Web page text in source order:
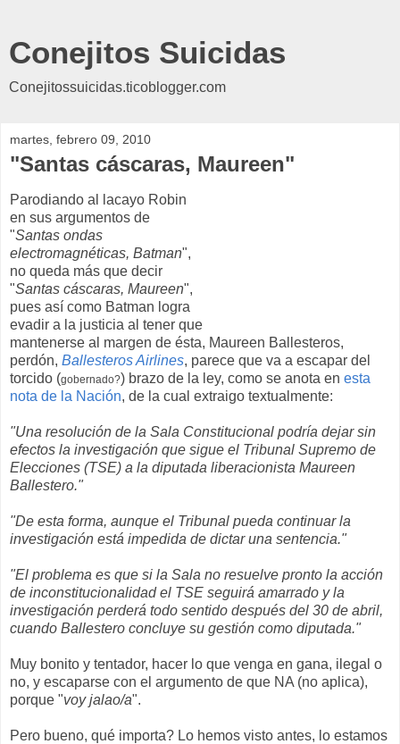
Conejitos Suicidas
Conejitossuicidas.ticoblogger.com
martes, febrero 09, 2010
"Santas cáscaras, Maureen"
Parodiando al lacayo Robin
en sus argumentos de
"Santas ondas
electromagnéticas, Batman",
no queda más que decir
"Santas cáscaras, Maureen",
pues así como Batman logra
evadir a la justicia al tener que
mantenerse al margen de ésta, Maureen Ballesteros,
perdón, Ballesteros Airlines, parece que va a escapar del
torcido (gobernado?) brazo de la ley, como se anota en esta
nota de la Nación, de la cual extraigo textualmente:
"Una resolución de la Sala Constitucional podría dejar sin
efectos la investigación que sigue el Tribunal Supremo de
Elecciones (TSE) a la diputada liberacionista Maureen
Ballestero."
"De esta forma, aunque el Tribunal pueda continuar la
investigación está impedida de dictar una sentencia."
"El problema es que si la Sala no resuelve pronto la acción
de inconstitucionalidad el TSE seguirá amarrado y la
investigación perderá todo sentido después del 30 de abril,
cuando Ballestero concluye su gestión como diputada."
Muy bonito y tentador, hacer lo que venga en gana, ilegal o
no, y escaparse con el argumento de que NA (no aplica),
porque "voy jalao/a".
Pero bueno, qué importa? Lo hemos visto antes, lo estamos